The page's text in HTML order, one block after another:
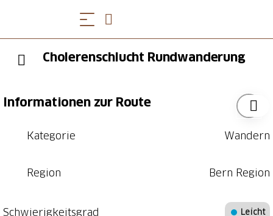
Cholerenschlucht Rundwanderung
Informationen zur Route
Kategorie Wandern
Region Bern Region
Schwierigkeitsgrad Leicht